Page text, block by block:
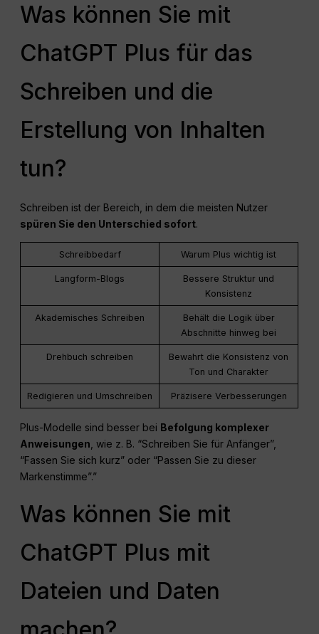
Was können Sie mit
ChatGPT Plus für das
Schreiben und die
Erstellung von Inhalten
tun?
Schreiben ist der Bereich, in dem die meisten Nutzer
spüren Sie den Unterschied sofort.
Schreibbedarf Warum Plus wichtig ist
Langform-Blogs
Bessere Struktur und
Konsistenz
Akademisches Schreiben
Behält die Logik über
Abschnitte hinweg bei
Drehbuch schreiben
Bewahrt die Konsistenz von
Ton und Charakter
Redigieren und Umschreiben Präzisere Verbesserungen
Plus-Modelle sind besser bei Befolgung komplexer
Anweisungen, wie z. B. “Schreiben Sie für Anfänger”,
“Fassen Sie sich kurz” oder “Passen Sie zu dieser
Markenstimme”.”
Was können Sie mit
ChatGPT Plus mit
Dateien und Daten